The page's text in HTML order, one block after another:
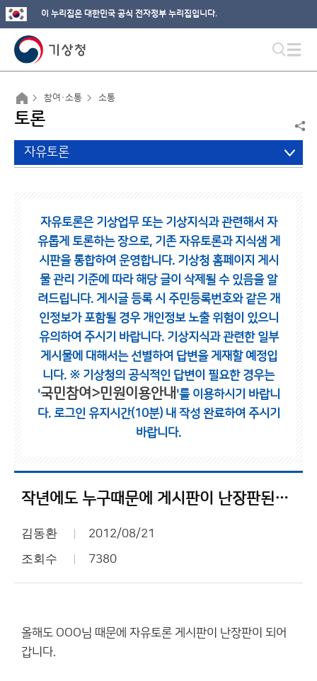
이 누리집은 대한민국 공식 전자정부 누리집입니다.
참여·소통 소통
토론
자유토론
자유토론은 기상업무 또는 기상지식과 관련해서 자
유롭게 토론하는 장으로, 기존 자유토론과 지식샘 게
시판을 통합하여 운영합니다. 기상청 홈페이지 게시
물 관리 기준에 따라 해당 글이 삭제될 수 있음을 알
려드립니다. 게시글 등록 시 주민등록번호와 같은 개
인정보가 포함될 경우 개인정보 노출 위험이 있으니
유의하여 주시기 바랍니다. 기상지식과 관련한 일부
게시물에 대해서는 선별하여 답변을 게재할 예정입
니다. ※ 기상청의 공식적인 답변이 필요한 경우는
'국민참여>민원이용안내 '를 이용하시기 바랍니
다. 로그인 유지시간(10분) 내 작성 완료하여 주시기
바랍니다.
작년에도 누구때문에 게시판이 난장판된적이 있었는데...
김동환 2012/08/21
조회수 7380
올해도 OOO님 때문에 자유토론 게시판이 난장판이 되어
갑니다.